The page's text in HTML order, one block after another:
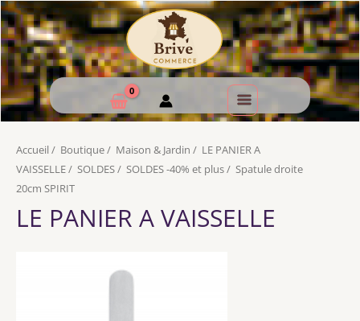
Accueil / Boutique/ Maison & Jardin / LE PANIER A
VAISSELLE/ SOLDES/ SOLDES -40% et plus/ Spatule droite
20cm SPIRIT
LE PANIER A VAISSELLE